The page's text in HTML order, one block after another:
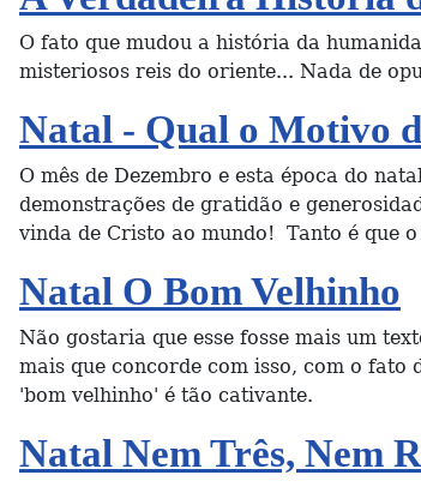
O fato que mudou a história da
misteriosos reis do oriente... Nada de
Natal - Qual o Motivo
O mês de Dezembro e esta época do
demonstrações de gratidão e
vinda de Cristo ao mundo! Tanto é que
Natal O Bom Velhinho
Não gostaria que esse fosse mais um
mais que concorde com isso, com o
'bom velhinho' é tão cativante.
Natal Nem Três, Nem